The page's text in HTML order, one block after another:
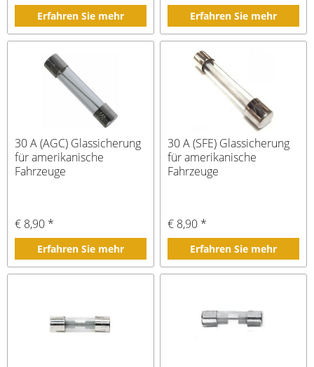
Erfahren Sie mehr Erfahren Sie mehr
30 A (AGC) Glassicherung
für amerikanische
Fahrzeuge
€ 8,90 *
Erfahren Sie mehr
30 A (SFE) Glassicherung
für amerikanische
Fahrzeuge
€ 8,90 *
Erfahren Sie mehr